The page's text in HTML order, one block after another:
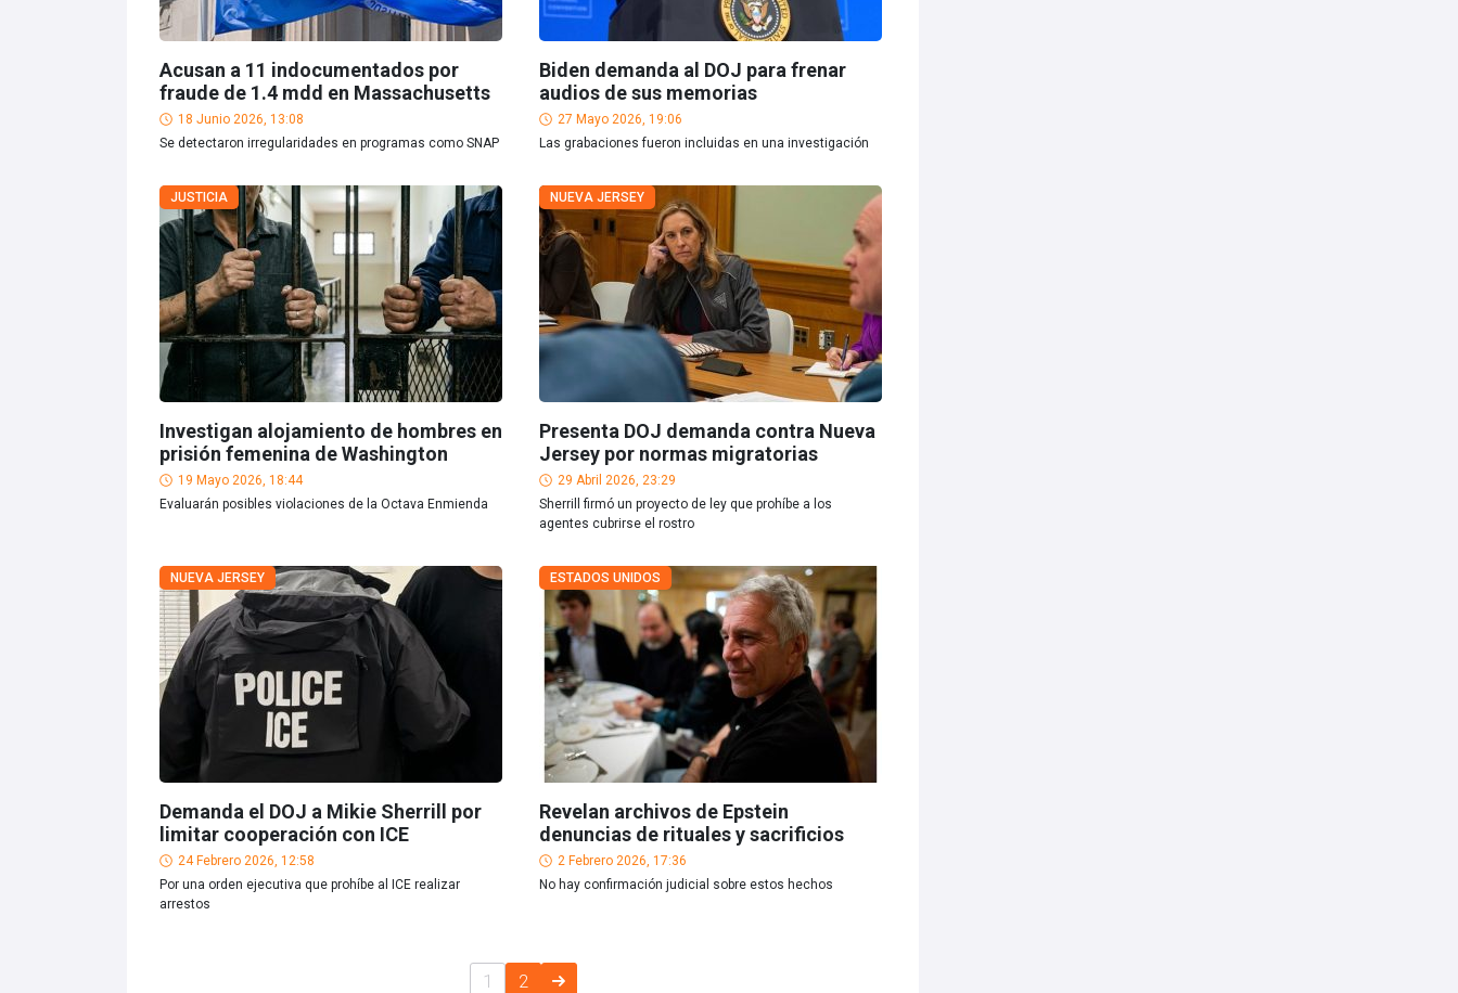
Acusan a 11 indocumentados por
fraude de 1.4 mdd en Massachusetts
18 Junio 2026, 13:08
Se detectaron irregularidades en programas como SNAP
Biden demanda al DOJ para frenar
audios de sus memorias
27 Mayo 2026, 19:06
Las grabaciones fueron incluidas en una investigación
JUSTICIA
Investigan alojamiento de hombres en
prisión femenina de Washington
19 Mayo 2026, 18:44
Evaluarán posibles violaciones de la Octava Enmienda
NUEVA JERSEY
Presenta DOJ demanda contra Nueva
Jersey por normas migratorias
29 Abril 2026, 23:29
Sherrill firmó un proyecto de ley que prohíbe a los
agentes cubrirse el rostro
NUEVA JERSEY
Demanda el DOJ a Mikie Sherrill por
limitar cooperación con ICE
24 Febrero 2026, 12:58
Por una orden ejecutiva que prohíbe al ICE realizar
arrestos
ESTADOS UNIDOS
Revelan archivos de Epstein
denuncias de rituales y sacrificios
2 Febrero 2026, 17:36
No hay confirmación judicial sobre estos hechos
1 2